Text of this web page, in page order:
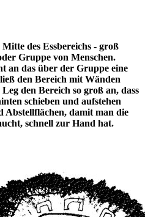
des Essbereichs - groß
Gruppe von Menschen.
an das über der Gruppe eine
den Bereich mit Wänden
den Bereich so groß an, dass
schieben und aufstehen
Abstellflächen, damit man die
schnell zur Hand hat.